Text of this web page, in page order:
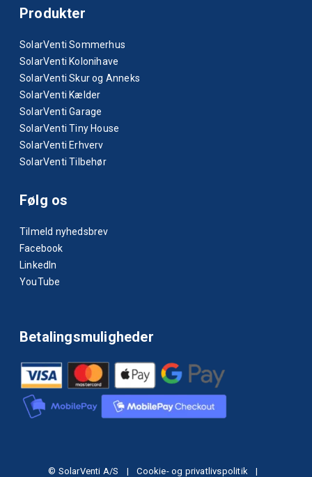
Produkter
SolarVenti Sommerhus
SolarVenti Kolonihave
SolarVenti Skur og Anneks
SolarVenti Kælder
SolarVenti Garage
SolarVenti Tiny House
SolarVenti Erhverv
SolarVenti Tilbehør
Følg os
Tilmeld nyhedsbrev
Facebook
LinkedIn
YouTube
Betalingsmuligheder
© SolarVenti A/S | Cookie- og privatlivspolitik |